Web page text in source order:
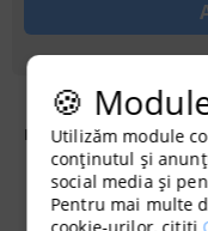
Kit de iluminat de
bec / lampă:dual
🍪
Utilizăm module
conținutul și
social media și
Pentru mai multe